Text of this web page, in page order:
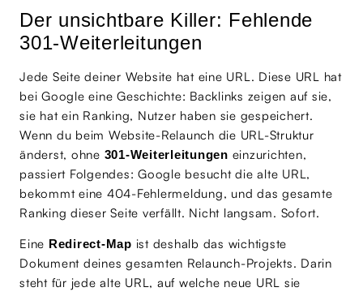
Der unsichtbare Killer: Fehlende
301-Weiterleitungen
Jede Seite deiner Website hat eine URL. Diese URL hat
bei Google eine Geschichte: Backlinks zeigen auf sie,
sie hat ein Ranking, Nutzer haben sie gespeichert.
Wenn du beim Website-Relaunch die URL-Struktur
änderst, ohne 301-Weiterleitungen einzurichten,
passiert Folgendes: Google besucht die alte URL,
bekommt eine 404-Fehlermeldung, und das gesamte
Ranking dieser Seite verfällt. Nicht langsam. Sofort.
Eine Redirect-Map ist deshalb das wichtigste
Dokument deines gesamten Relaunch-Projekts. Darin
steht für jede alte URL, auf welche neue URL sie